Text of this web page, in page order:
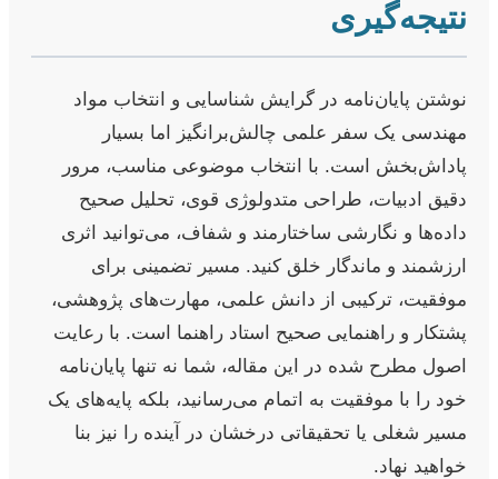
نتیجه‌گیری
نوشتن پایان‌نامه در گرایش شناسایی و انتخاب مواد
مهندسی یک سفر علمی چالش‌برانگیز اما بسیار
پاداش‌بخش است. با انتخاب موضوعی مناسب، مرور
دقیق ادبیات، طراحی متدولوژی قوی، تحلیل صحیح
داده‌ها و نگارشی ساختارمند و شفاف، می‌توانید اثری
ارزشمند و ماندگار خلق کنید. مسیر تضمینی برای
موفقیت، ترکیبی از دانش علمی، مهارت‌های پژوهشی،
پشتکار و راهنمایی صحیح استاد راهنما است. با رعایت
اصول مطرح شده در این مقاله، شما نه تنها پایان‌نامه
خود را با موفقیت به اتمام می‌رسانید، بلکه پایه‌های یک
مسیر شغلی یا تحقیقاتی درخشان در آینده را نیز بنا
خواهید نهاد.